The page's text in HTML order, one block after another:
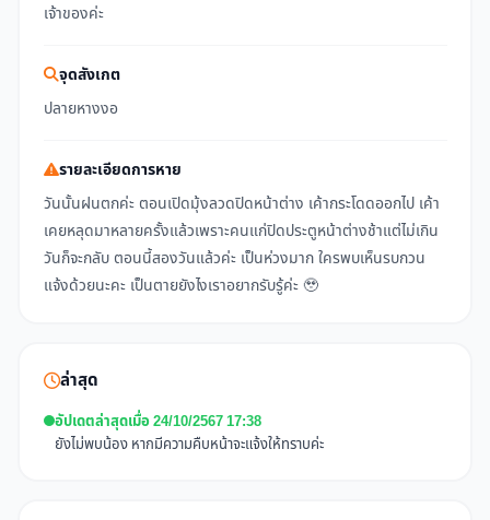
เจ้าของค่ะ
จุดสังเกต
ปลายหางงอ
รายละเอียดการหาย
วันนั้นฝนตกค่ะ ตอนเปิดมุ้งลวดปิดหน้าต่าง เค้ากระโดดออกไป เค้า
เคยหลุดมาหลายครั้งแล้วเพราะคนแก่ปิดประตูหน้าต่างช้าแต่ไม่เกิน
วันก็จะกลับ ตอนนี้สองวันแล้วค่ะ เป็นห่วงมาก ใครพบเห็นรบกวน
แจ้งด้วยนะคะ เป็นตายยังไงเราอยากรับรู้ค่ะ 🥹
ล่าสุด
อัปเดตล่าสุดเมื่อ 24/10/2567 17:38
ยังไม่พบน้อง หากมีความคืบหน้าจะแจ้งให้ทราบค่ะ